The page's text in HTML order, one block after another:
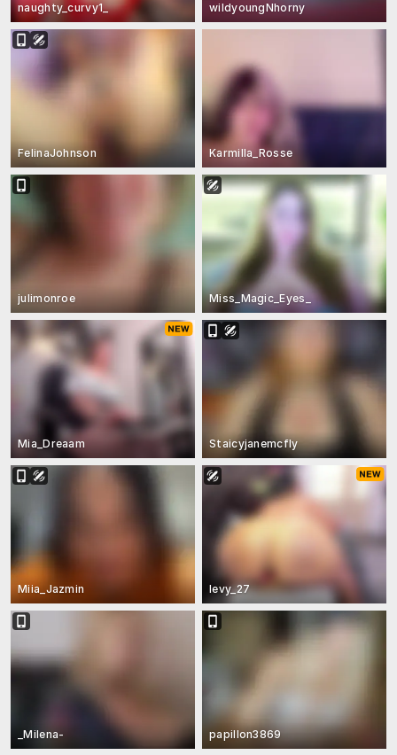
naughty_curvy1_ wildyoungNhorny
FelinaJohnson Karmilla_Rosse
julimonroe Miss_Magic_Eyes_
Mia_Dreaam Staicyjanemcfly
Miia_Jazmin levy_27
_Milena- papillon3869